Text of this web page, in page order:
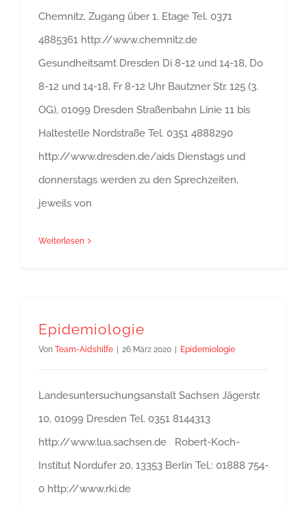
Chemnitz, Zugang über 1. Etage Tel. 0371
4885361 http://www.chemnitz.de
Gesundheitsamt Dresden Di 8-12 und 14-18, Do
8-12 und 14-18, Fr 8-12 Uhr Bautzner Str. 125 (3.
OG), 01099 Dresden Straßenbahn Linie 11 bis
Haltestelle Nordstraße Tel. 0351 4888290
http://www.dresden.de/aids Dienstags und
donnerstags werden zu den Sprechzeiten,
jeweils von
Weiterlesen
Epidemiologie
Von Team-Aidshilfe | 26 März 2020 | Epidemiologie
Landesuntersuchungsanstalt Sachsen Jägerstr.
10, 01099 Dresden Tel. 0351 8144313
http://www.lua.sachsen.de Robert-Koch-
Institut Nordufer 20, 13353 Berlin Tel.: 01888 754-
0 http://www.rki.de